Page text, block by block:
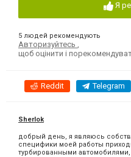
Я
5 людей рекомендують
Авторизуйтесь
щоб оцінити і
Reddit Telegram
Sherlok
добрый день, я являюсь
специфики моей работы
турбированными